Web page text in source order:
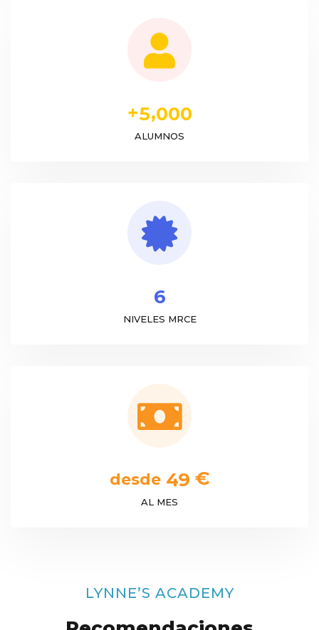
+5,000
ALUMNOS
6
NIVELES MRCE
desde 49 €
AL MES
LYNNE’S ACADEMY